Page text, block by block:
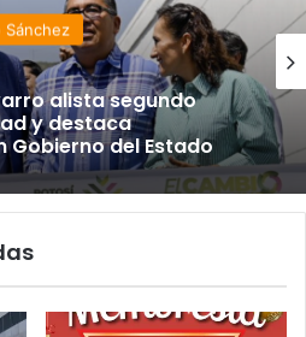
Sánchez
alista segundo
y destaca
Gobierno del Estado